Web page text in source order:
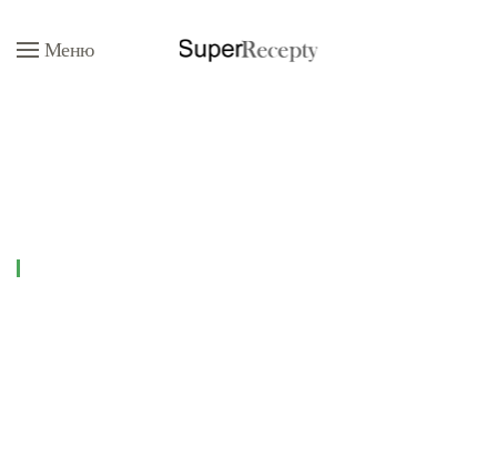
Перейти к содержимому
Меню